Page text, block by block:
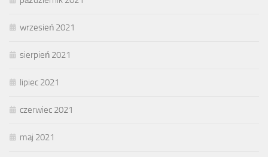
wrzesień 2021
sierpień 2021
lipiec 2021
czerwiec 2021
maj 2021